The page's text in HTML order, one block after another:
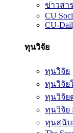
ข่าวสา
CU
CU-
ทุนวิจัย
ทุนวิจัย
ทุนวิจัย
ทุนวิจัย
ทุนวิจัย
ทุนสนับ